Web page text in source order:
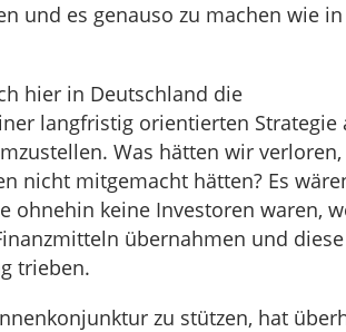
und es genauso zu machen wie in
hier in Deutschland die
langfristig orientierten Strategie
Was hätten wir
nicht mitgemacht hätten? Es
ohnehin keine Investoren waren,
übernahmen und diese
trieben.
zu stützen, hat